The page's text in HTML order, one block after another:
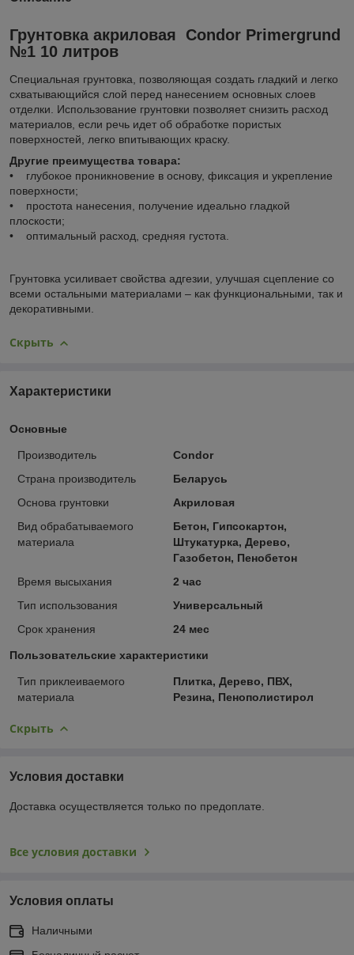
Грунтовка акриловая Condor Primergrund
№1 10 литров
Специальная грунтовка, позволяющая создать гладкий и легко
схватывающийся слой перед нанесением основных слоев
отделки. Использование грунтовки позволяет снизить расход
материалов, если речь идет об обработке пористых
поверхностей, легко впитывающих краску.
Другие преимущества товара:
• глубокое проникновение в основу, фиксация и укрепление
поверхности;
• простота нанесения, получение идеально гладкой
плоскости;
• оптимальный расход, средняя густота.
Грунтовка усиливает свойства адгезии, улучшая сцепление со
всеми остальными материалами – как функциональными, так и
декоративными.
Скрыть
Характеристики
Основные
Производитель
Condor
Страна производитель
Беларусь
Основа грунтовки
Акриловая
Вид обрабатываемого
материала
Бетон, Гипсокартон,
Штукатурка, Дерево,
Газобетон, Пенобетон
Время высыхания
2 час
Тип использования
Универсальный
Срок хранения
24 мес
Пользовательские характеристики
Тип приклеиваемого
материала
Плитка, Дерево, ПВХ,
Резина, Пенополистирол
Скрыть
Условия доставки
Доставка осуществляется только по предоплате.
Все условия доставки
Условия оплаты
Наличными